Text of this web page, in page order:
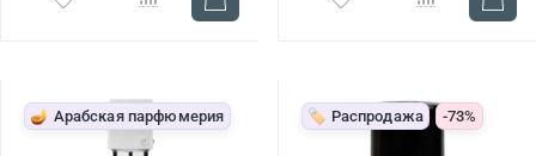
🪔 Арабская парфюмерия 🏷️ Распродажа -73%